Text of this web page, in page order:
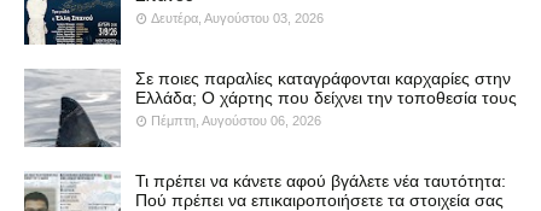
Δευτέρα, Αυγούστου 03, 2026
Σε ποιες παραλίες καταγράφονται καρχαρίες στην
Ελλάδα; Ο χάρτης που δείχνει την τοποθεσία τους
Πέμπτη, Αυγούστου 06, 2026
Τι πρέπει να κάνετε αφού βγάλετε νέα ταυτότητα:
Πού πρέπει να επικαιροποιήσετε τα στοιχεία σας